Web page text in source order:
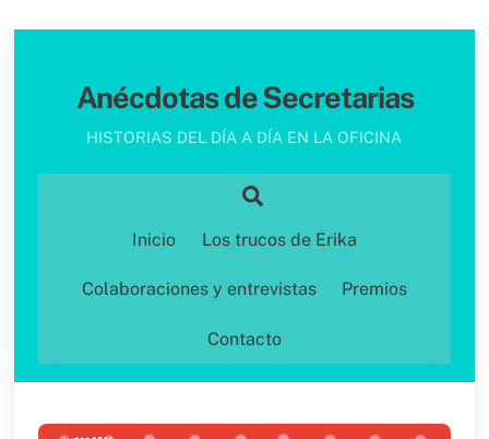
Anécdotas de Secretarias
HISTORIAS DEL DÍA A DÍA EN LA OFICINA
Inicio Los trucos de Erika
Colaboraciones y entrevistas Premios
Contacto